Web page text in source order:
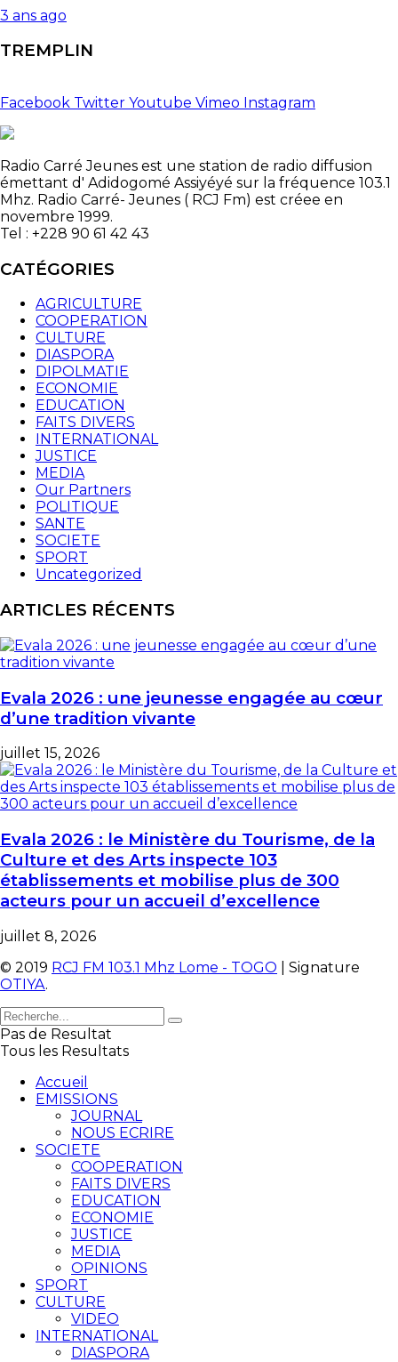
3 ans ago
TREMPLIN
Facebook Twitter Youtube Vimeo Instagram
Radio Carré Jeunes est une station de radio diffusion
émettant d' Adidogomé Assiyéyé sur la fréquence 103.1
Mhz. Radio Carré- Jeunes ( RCJ Fm) est créee en
novembre 1999.
Tel : +228 90 61 42 43
CATÉGORIES
AGRICULTURE
COOPERATION
CULTURE
DIASPORA
DIPOLMATIE
ECONOMIE
EDUCATION
FAITS DIVERS
INTERNATIONAL
JUSTICE
MEDIA
Our Partners
POLITIQUE
SANTE
SOCIETE
SPORT
Uncategorized
ARTICLES RÉCENTS
Evala 2026 : une jeunesse engagée au cœur
d’une tradition vivante
juillet 15, 2026
Evala 2026 : le Ministère du Tourisme, de la
Culture et des Arts inspecte 103
établissements et mobilise plus de 300
acteurs pour un accueil d’excellence
juillet 8, 2026
© 2019 RCJ FM 103.1 Mhz Lome - TOGO | Signature
OTIYA.
Pas de Resultat
Tous les Resultats
Accueil
EMISSIONS
JOURNAL
NOUS ECRIRE
SOCIETE
COOPERATION
FAITS DIVERS
EDUCATION
ECONOMIE
JUSTICE
MEDIA
OPINIONS
SPORT
CULTURE
VIDEO
INTERNATIONAL
DIASPORA